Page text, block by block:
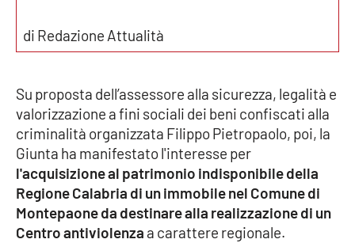
Società
Sport
RUBRICHE
Good Morning Vietnam
Parchi Marini Calabria
di Redazione Attualità
Su proposta dell’assessore alla sicurezza, legalità e
valorizzazione a fini sociali dei beni confiscati alla
criminalità organizzata Filippo Pietropaolo, poi, la
Giunta ha manifestato l'interesse per
l'acquisizione al patrimonio indisponibile della
Regione Calabria di un immobile nel Comune di
Montepaone da destinare alla realizzazione di un
Centro antiviolenza a carattere regionale.